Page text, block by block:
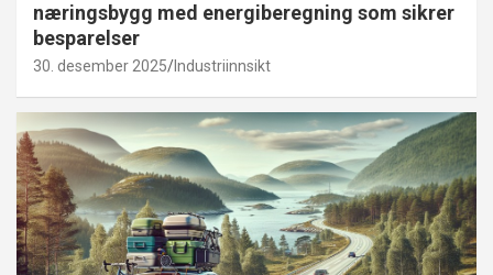
næringsbygg med energiberegning som sikrer
besparelser
30. desember 2025 Industriinnsikt